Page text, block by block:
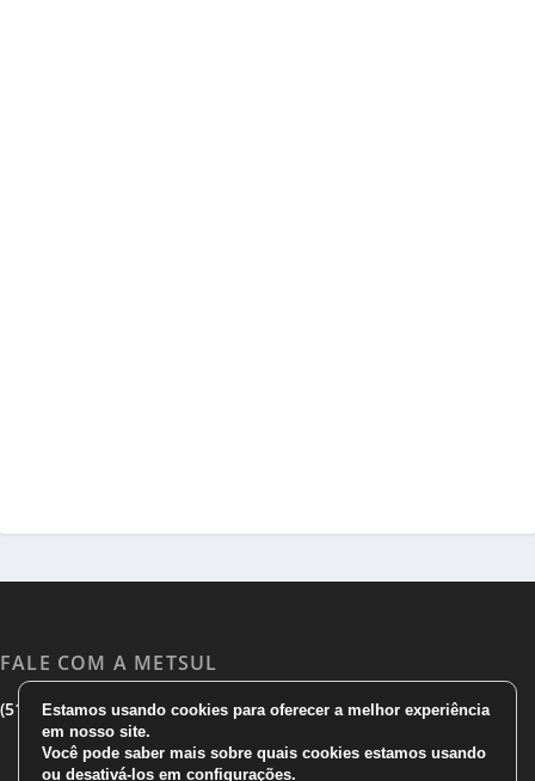
FALE COM A METSUL
(51) 3533 1983|(51)3785 7752|comercial@metsul.com
Estamos usando cookies para oferecer a melhor experiência
em nosso site.
Você pode saber mais sobre quais cookies estamos usando
ou desativá-los em configurações.